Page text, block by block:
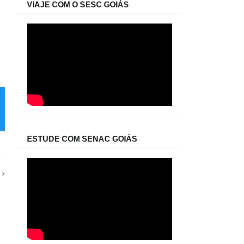
VIAJE COM O SESC GOIÁS
ESTUDE COM SENAC GOIÁS